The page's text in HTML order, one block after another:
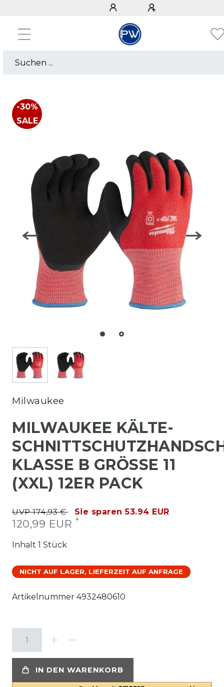
-30%
SALE
Milwaukee
MILWAUKEE KÄLTE-
KLASSE B GRÖSSE 11 (
XXL) 12ER PACK
UVP 174,93 € Sie sparen 53.94 EUR
120,99 EUR *
Inhalt 1 Stück
NICHT AUF LAGER, LIEFERZEIT AUF ANFRAGE
Artikelnummer 4932480610
IN DEN WARENKORB